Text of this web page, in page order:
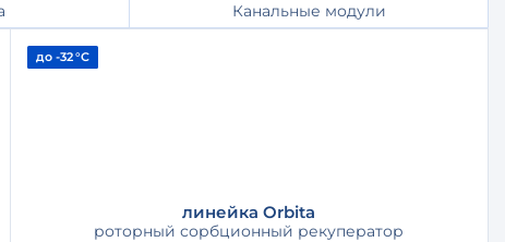
Канальные модули
до -32 °С
линейка Orbita
роторный сорбционный рекуператор